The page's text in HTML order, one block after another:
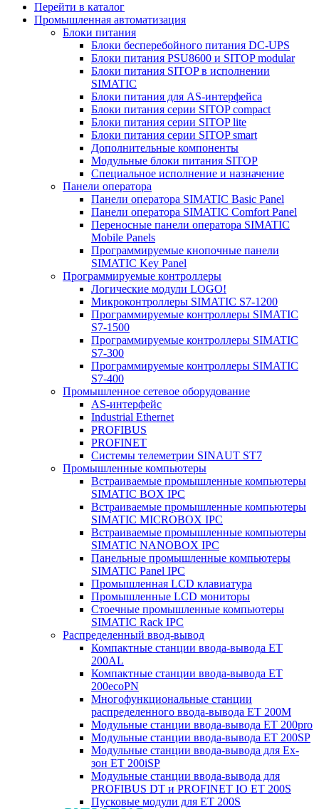
Перейти в каталог
Промышленная автоматизация
Блоки питания
Блоки бесперебойного питания DC-UPS
Блоки питания PSU8600 и SITOP modular
Блоки питания SITOP в исполнении
SIMATIC
Блоки питания для AS-интерфейса
Блоки питания серии SITOP compact
Блоки питания серии SITOP lite
Блоки питания серии SITOP smart
Дополнительные компоненты
Модульные блоки питания SITOP
Специальное исполнение и назначение
Панели оператора
Панели оператора SIMATIC Basic Panel
Панели оператора SIMATIC Comfort Panel
Переносные панели оператора SIMATIC
Mobile Panels
Программируемые кнопочные панели
SIMATIC Key Panel
Программируемые контроллеры
Логические модули LOGO!
Микроконтроллеры SIMATIC S7-1200
Программируемые контроллеры SIMATIC
S7-1500
Программируемые контроллеры SIMATIC
S7-300
Программируемые контроллеры SIMATIC
S7-400
Промышленное сетевое оборудование
AS-интерфейс
Industrial Ethernet
PROFIBUS
PROFINET
Системы телеметрии SINAUT ST7
Промышленные компьютеры
Встраиваемые промышленные компьютеры
SIMATIC BOX IPC
Встраиваемые промышленные компьютеры
SIMATIC MICROBOX IPC
Встраиваемые промышленные компьютеры
SIMATIC NANOBOX IPC
Панельные промышленные компьютеры
SIMATIC Panel IPC
Промышленная LCD клавиатура
Промышленные LCD мониторы
Стоечные промышленные компьютеры
SIMATIC Rack IPC
Распределенный ввод-вывод
Компактные станции ввода-вывода ET
200AL
Компактные станции ввода-вывода ET
200ecoPN
Многофункциональные станции
распределенного ввода-вывода ET 200M
Модульные станции ввода-вывода ET 200pro
Модульные станции ввода-вывода ET 200SP
Модульные станции ввода-вывода для Ex-
зон ET 200iSP
Модульные станции ввода-вывода для
PROFIBUS DT и PROFINET IO ET 200S
Пусковые модули для ET 200S